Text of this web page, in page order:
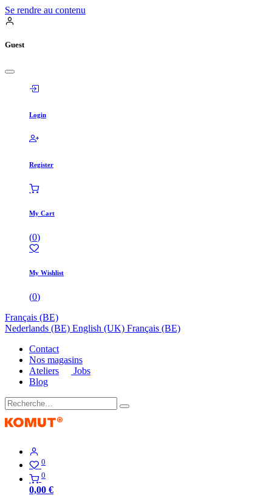
Se rendre au contenu
Guest
Login
Register
My Cart
(0)
My Wishlist
(0)
Français (BE)
Nederlands (BE) English (UK) Français (BE)
Contact
Nos magasins
Ateliers
Jobs
Blog
0
0
0,00 €